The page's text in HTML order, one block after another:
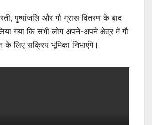
पुष्पांजलि और गौ ग्रास वितरण के बाद
गया कि सभी लोग अपने-अपने क्षेत्र में गौ
के लिए सक्रिय भूमिका निभाएंगे।